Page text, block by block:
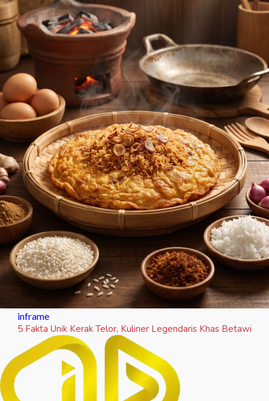
inframe
5 Fakta Unik Kerak Telor, Kuliner Legendaris Khas Betawi